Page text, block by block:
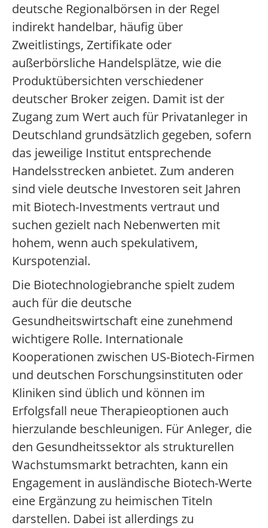
deutsche Regionalbörsen in der Regel
indirekt handelbar, häufig über
Zweitlistings, Zertifikate oder
außerbörsliche Handelsplätze, wie die
Produktübersichten verschiedener
deutscher Broker zeigen. Damit ist der
Zugang zum Wert auch für Privatanleger in
Deutschland grundsätzlich gegeben, sofern
das jeweilige Institut entsprechende
Handelsstrecken anbietet. Zum anderen
sind viele deutsche Investoren seit Jahren
mit Biotech-Investments vertraut und
suchen gezielt nach Nebenwerten mit
hohem, wenn auch spekulativem,
Kurspotenzial.
Die Biotechnologiebranche spielt zudem
auch für die deutsche
Gesundheitswirtschaft eine zunehmend
wichtigere Rolle. Internationale
Kooperationen zwischen US-Biotech-Firmen
und deutschen Forschungsinstituten oder
Kliniken sind üblich und können im
Erfolgsfall neue Therapieoptionen auch
hierzulande beschleunigen. Für Anleger, die
den Gesundheitssektor als strukturellen
Wachstumsmarkt betrachten, kann ein
Engagement in ausländische Biotech-Werte
eine Ergänzung zu heimischen Titeln
darstellen. Dabei ist allerdings zu